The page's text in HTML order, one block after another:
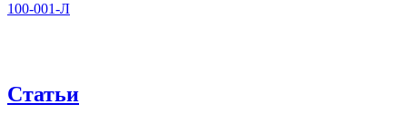
100-001-Л
Статьи